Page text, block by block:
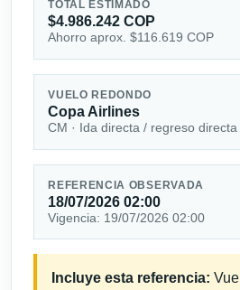
TOTAL ESTIMADO
$4.986.242 COP
Ahorro aprox. $116.619 COP
VUELO REDONDO
Copa Airlines
CM · Ida directa / regreso directa
REFERENCIA OBSERVADA
18/07/2026 02:00
Vigencia: 19/07/2026 02:00
Incluye esta referencia: